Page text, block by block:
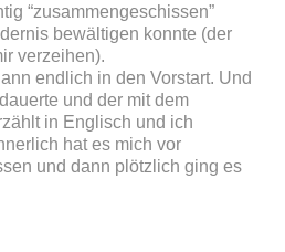
“zusammengeschissen”
bewältigen konnte (der
verzeihen).
endlich in den Vorstart. Und
und der mit dem
in Englisch und ich
hat es mich vor
und dann plötzlich ging es